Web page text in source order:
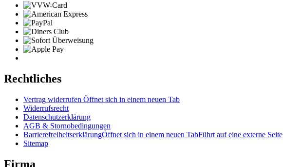
Rechtliches
Vertrag widerrufen Öffnet sich in einem neuen Tab
Widerrufsrecht
Datenschutzerklärung
AGB & Stornobedingungen
BarrierefreiheitserklärungÖffnet sich in einem neuen TabFührt auf eine externe Seite
Sitemap
Firma